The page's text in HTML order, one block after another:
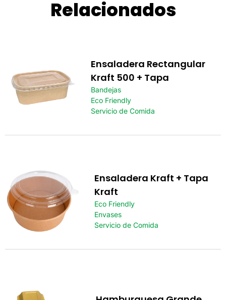
Relacionados
Ensaladera Rectangular
Kraft 500 + Tapa
Bandejas
Eco Friendly
Servicio de Comida
Ensaladera Kraft + Tapa
Kraft
Eco Friendly
Envases
Servicio de Comida